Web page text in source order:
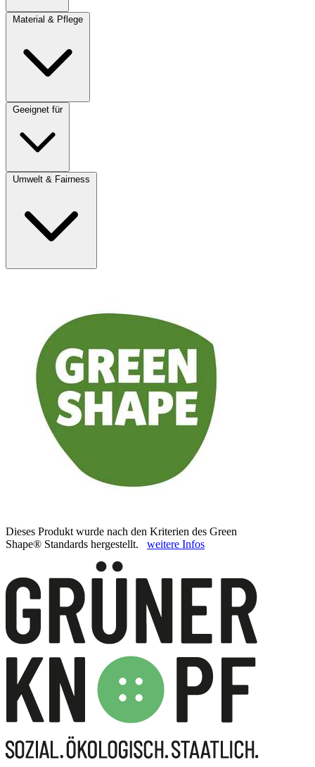
Material & Pflege
Geeignet für
Umwelt & Fairness
Dieses Produkt wurde nach den Kriterien des Green
Shape® Standards hergestellt. weitere Infos